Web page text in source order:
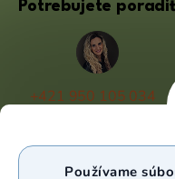
Používame
Potrebujete
+421 950 105 034